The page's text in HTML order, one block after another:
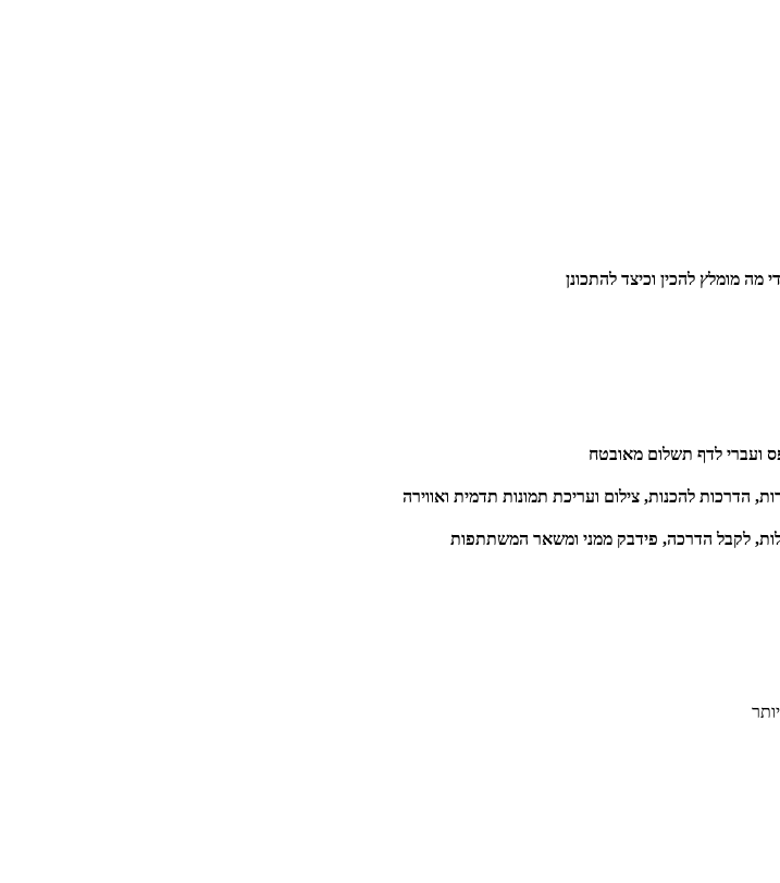
ועברי לדף תשלום מאובטח
הדרכות להכנות, צילום ועריכת תמונות תדמית ואווירה
לקבל הדרכה, פידבק ממני ומשאר המשתתפות